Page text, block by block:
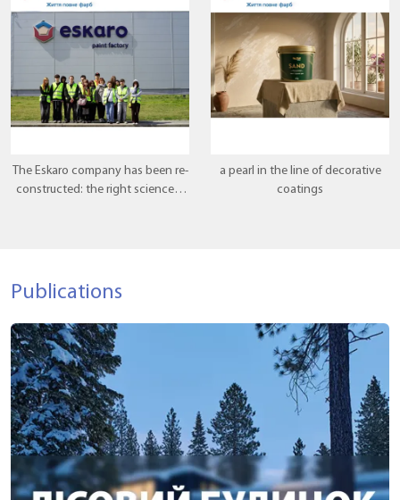
The Eskaro company has been re-
constructed: the right science is
a pearl in the line of decorative
coatings
Publications